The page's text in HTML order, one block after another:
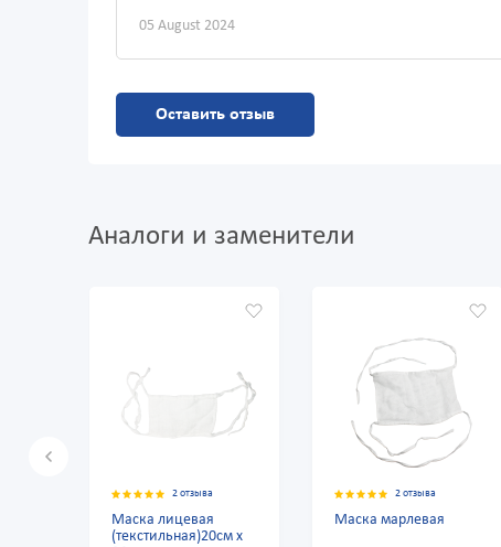
05 August 2024
Оставить отзыв
Аналоги и заменители
2 отзыва
Маска лицевая
(текстильная)20см х
2 отзыва
Маска марлевая